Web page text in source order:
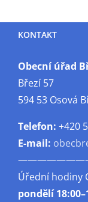
KONTAKT
Obecní úřad
Březí 57
594 53 Osová
Telefon: +420
E-mail:
Úřední hodiny
pondělí